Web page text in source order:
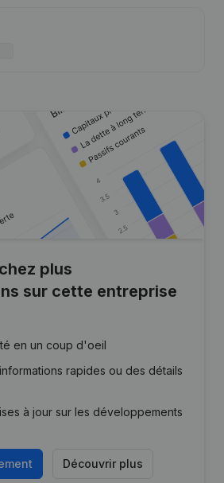
plus
sur cette entreprise
en un coup d'oeil
rapides ou des détails
à jour sur les développements
Découvrir plus